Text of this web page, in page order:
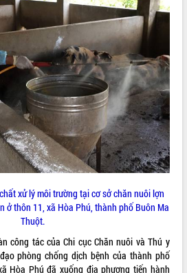
kỳ
xử lý môi trường tại cơ sở chăn nuôi lợn
ở thôn 11, xã Hòa Phú, thành phố Buôn Ma
Thuột.
công tác của Chi cục Chăn nuôi và Thú y
phòng chống dịch bệnh của thành phố
Hòa Phú đã xuống địa phương tiến hành